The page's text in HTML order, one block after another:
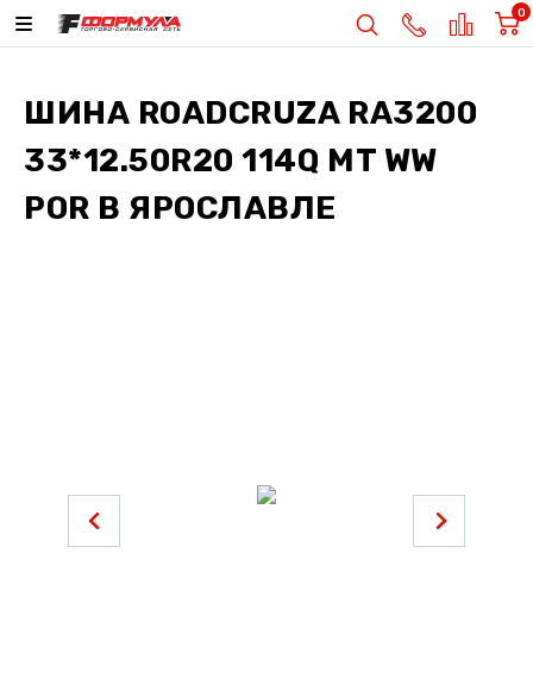
0
ШИНА ROADCRUZA RA3200
33*12.50R20 114Q MT WW
POR В ЯРОСЛАВЛЕ